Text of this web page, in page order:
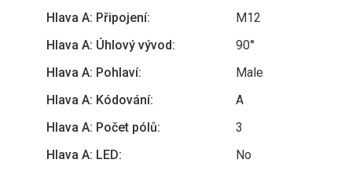
Hlava A: Připojení:
M12
Hlava A: Úhlový vývod:
90°
Hlava A: Pohlaví:
Male
Hlava A: Kódování:
A
Hlava A: Počet pólů:
3
Hlava A: LED:
No